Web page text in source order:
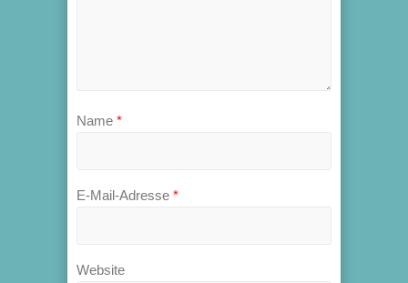
Name *
E-Mail-Adresse *
Website